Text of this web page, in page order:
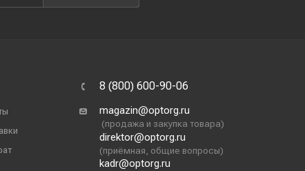
8 (800) 600-90-06
magazin@optorg.ru
(продажа и закупка товара)
direktor@optorg.ru
(приёмная, общие вопросы)
kadr@optorg.ru